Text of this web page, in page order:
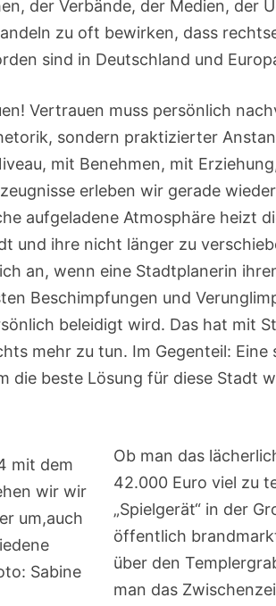
der Verbände, der Medien, der
zu oft bewirken, dass
sind in Deutschland und
Vertrauen muss persönlich
sondern praktizierter
mit Benehmen, mit
erleben wir gerade
aufgeladene Atmosphäre heizt
und ihre nicht länger zu
an, wenn eine Stadtplanerin
Beschimpfungen und
beleidigt wird. Das hat mit
mehr zu tun. Im Gegenteil: Eine
die beste Lösung für diese Stadt
Ob man das
42.000 Euro viel zu
„Spielgerät“ in der
öffentlich
über den
man das